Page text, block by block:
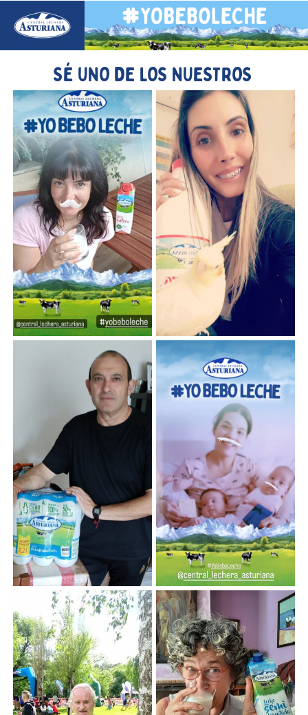
SÉ UNO DE LOS NUESTROS